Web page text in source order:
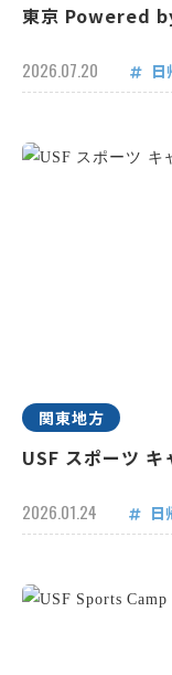
東京 Powered
2026.07.20 日
関東地方
USF スポーツ
2026.01.24 日